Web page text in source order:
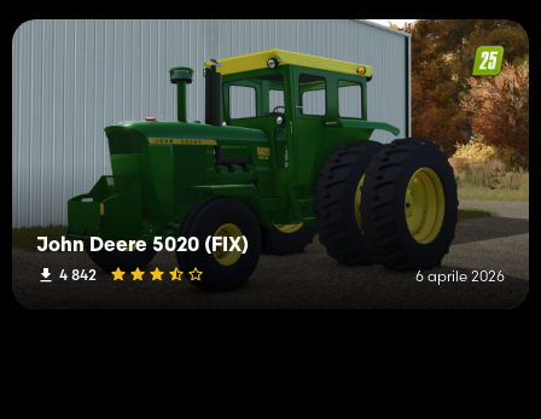
John Deere 5020 (FIX)
4 842 6 aprile 2026